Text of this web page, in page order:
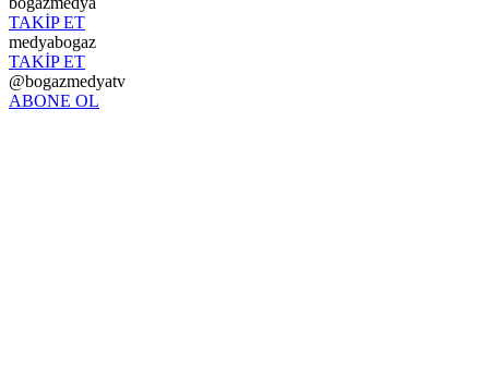
TAKİP ET
medyabogaz
TAKİP ET
@bogazmedyatv
ABONE OL